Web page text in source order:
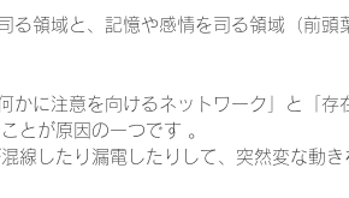
る領域と、記憶や感情を司る領域（前頭
かに注意を向けるネットワーク」と「存
とが原因の一つです 。
線したり漏電したりして、突然変な動